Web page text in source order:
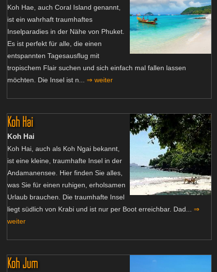
Koh Hae, auch Coral Island genannt,
ist ein wahrhaft traumhaftes
Inselparadies in der Nähe von Phuket.
Es ist perfekt für alle, die einen
entspannten Tagesausflug mit
tropischem Flair suchen und sich einfach mal fallen lassen
möchten. Die Insel ist n... ⇒ weiter
Koh Hai
Koh Hai
Koh Hai, auch als Koh Ngai bekannt,
ist eine kleine, traumhafte Insel in der
Andamanensee. Hier finden Sie alles,
was Sie für einen ruhigen, erholsamen
Urlaub brauchen. Die traumhafte Insel
liegt südlich von Krabi und ist nur per Boot erreichbar. Dad... ⇒
weiter
Koh Jum